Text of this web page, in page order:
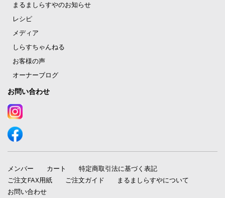
まるましらすやのお知らせ
レシピ
メディア
しらすちゃんねる
お客様の声
オーナーブログ
お問い合わせ
メンバー カート
特定商取引法に基づく表記
ご注文FAX用紙
ご注文ガイド
まるましらすやについて
お問い合わせ